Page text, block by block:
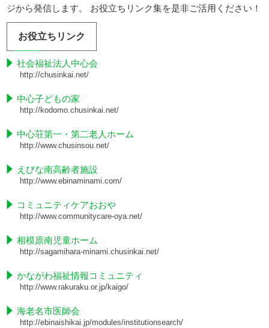
ジから発信します。 お役立ちリンク集を是非ご活用ください！
お役立ちリンク
社会福祉法人中心会
http://chusinkai.net/
中心子どもの家
http://kodomo.chusinkai.net/
中心荘第一・第二老人ホーム
http://www.chusinsou.net/
えびな南高齢者施設
http://www.ebinaminami.com/
コミュニティケアおおや
http://www.communitycare-oya.net/
相模原南児童ホーム
http://sagamihara-minami.chusinkai.net/
かながわ福祉情報コミュニティ
http://www.rakuraku.or.jp/kaigo/
海老名市医師会
http://ebinaishikai.jp/modules/institutionsearch/